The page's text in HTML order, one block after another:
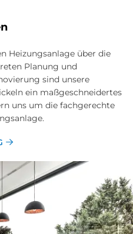
Heizungsanlage über die
Planung und
sind unsere
ein maßgeschneidertes
uns um die fachgerechte